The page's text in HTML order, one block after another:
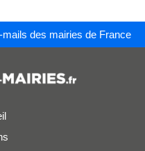
des mairies de France